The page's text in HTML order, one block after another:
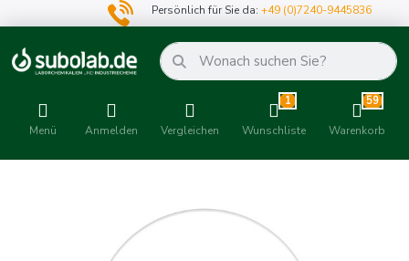
Persönlich für Sie da:+49 (0)7240-9445836
Menü Anmelden Vergleichen
1
Wunschliste
59
Warenkorb